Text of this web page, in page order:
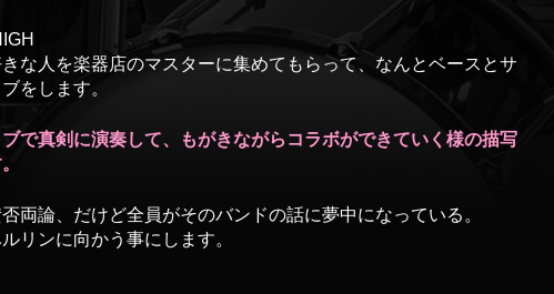
な人を楽器店のマスターに集めてもらって、なんとベースとサ
をします。
で真剣に演奏して、もがきながらコラボができていく様の描写
両論、だけど全員がそのバンドの話に夢中になっている。
リンに向かう事にします。